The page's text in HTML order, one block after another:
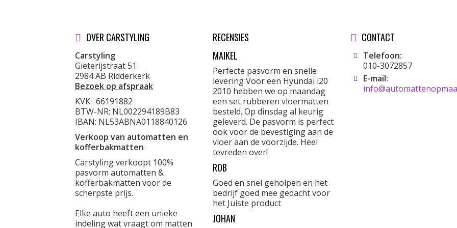
OVER CARSTYLING
Carstyling
Gieterijstraat 51
2984 AB Ridderkerk
Bezoek op afspraak
KVK: 66191882
BTW-NR: NL002294189B83
IBAN: NL53ABNA0118840126
Verkoop van automatten en
kofferbakmatten
Carstyling verkoopt 100%
pasvorm automatten &
kofferbakmatten voor de
scherpste prijs.
Elke auto heeft een unieke
indeling wat vraagt om matten
RECENSIES
MAIKEL
Perfecte pasvorm en snelle
levering Voor een Hyundai i20
2010 hebben we op maandag
een set rubberen vloermatten
besteld. Op dinsdag al keurig
geleverd. De pasvorm is perfect
ook voor de bevestiging aan de
vloer aan de voorzijde. Heel
tevreden over!
ROB
Goed en snel geholpen en het
bedrijf goed mee gedacht voor
het Juiste product
JOHAN
CONTACT
Telefoon:
010-3072857
E-mail: